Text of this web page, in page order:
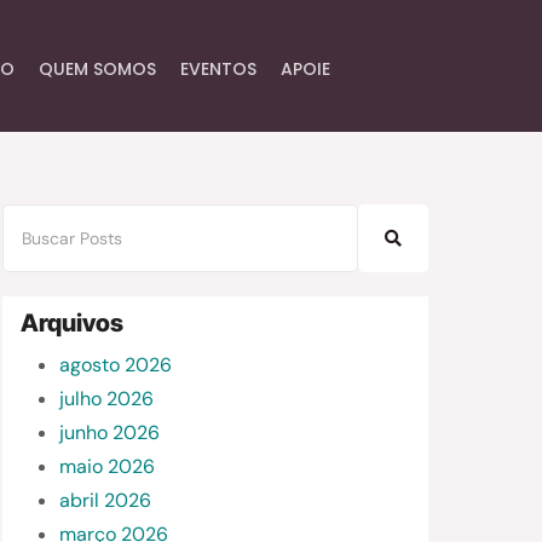
QUEM SOMOS EVENTOS APOIE
Arquivos
agosto 2026
julho 2026
junho 2026
maio 2026
abril 2026
março 2026